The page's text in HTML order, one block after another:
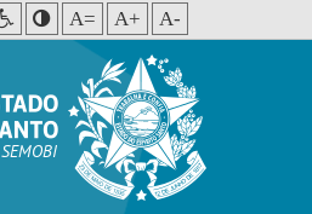
A= A+ A-
SEMOBI